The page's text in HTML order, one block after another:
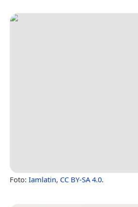
Foto: Iamlatin, CC BY-SA 4.0.